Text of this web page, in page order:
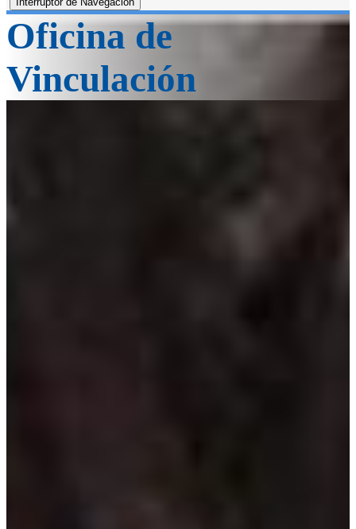
Oficina de
Vinculación